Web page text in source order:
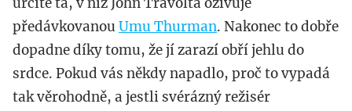
předávkovanou Umu Thurman. Nakonec to dobře
dopadne díky tomu, že jí zarazí obří jehlu do
srdce. Pokud vás někdy napadlo, proč to vypadá
tak věrohodně, a jestli svérázný režisér